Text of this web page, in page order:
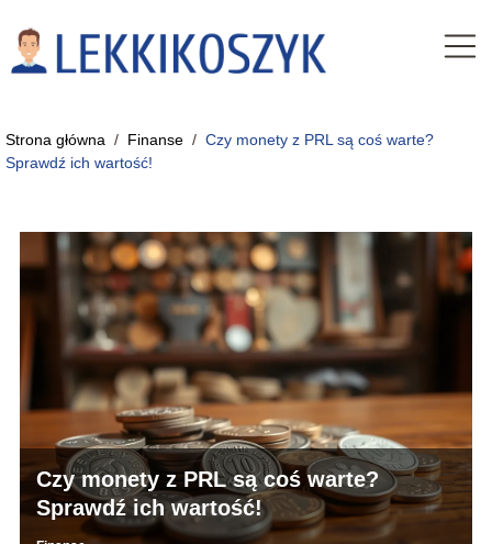
Strona główna / Finanse / Czy monety z PRL są coś warte?
Sprawdź ich wartość!
Czy monety z PRL są coś warte?
Sprawdź ich wartość!